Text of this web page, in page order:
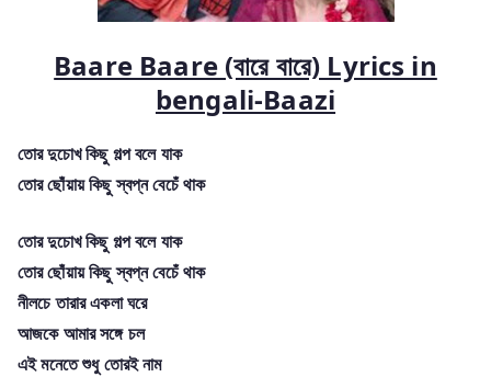
Baare Baare (বারে বারে) Lyrics in
bengali-Baazi
তোর দুচোখ কিছু গল্প বলে যাক
তোর ছোঁয়ায় কিছু স্বপ্ন বেচেঁ থাক
তোর দুচোখ কিছু গল্প বলে যাক
তোর ছোঁয়ায় কিছু স্বপ্ন বেচেঁ থাক
নীলচে তারার একলা ঘরে
আজকে আমার সঙ্গে চল
এই মনেতে শুধু তোরই নাম